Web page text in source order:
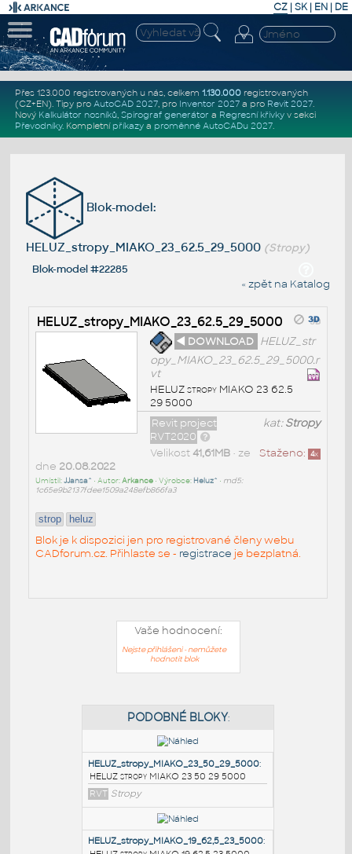
CZ | SK| EN | DE
Přes 123.000 registrovaných u nás, celkem 1.130.000registrovaných
(CZ+EN). Tipy pro AutoCAD 2027, pro Inventor 2027a pro Revit 2027.
Nový Kalkulátor nosníků, Spirograf generátor a Regresní křivkyv sekci
Převodníky. Kompletní příkazya proměnné AutoCADu 2027.
Blok-model:
HELUZ_stropy_MIAKO_23_62.5_29_5000 (Stropy)
Blok-model #22285
« zpět na Katalog
HELUZ_stropy_MIAKO_23_62.5_29_5000
◄ DOWNLOAD HELUZ_str
opy_MIAKO_23_62.5_29_5000.r
vt
HELUZ stropy MIAKO 23 62.5
29 5000
kat:Stropy
Revit project
RVT2020
Staženo: 4x
Velikost 41,61MB• ze
dne 20.08.2022
Umístil:JJansa^ • Autor:Arkance• Výrobce: Heluz^ • md5:
1c65e9b2137fdee1509a248efb866fa3
strop heluz
Blok je k dispozici jen pro registrované členy webu
CADforum.cz. Přihlaste se - registrace je bezplatná.
Vaše hodnocení:
Nejste přihlášeni - nemůžete
hodnotit blok
PODOBNÉ BLOKY